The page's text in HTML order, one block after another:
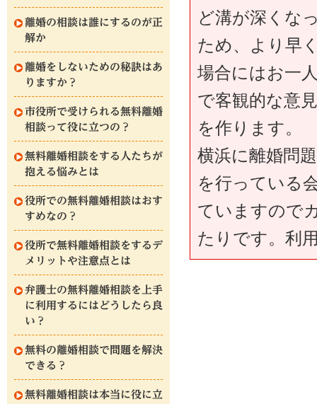
離婚の相談は誰にするのが正
解か
離婚をしないための秘訣はあ
りますか？
市役所で受けられる無料離婚
相談って役に立つの？
無料離婚相談をする人たちが
抱える悩みとは
役所での無料離婚相談はおす
すめなの？
役所で無料離婚相談をするデ
メリットや注意点とは
弁護士の無料離婚相談を上手
に利用するにはどうしたら良
い？
無料の離婚相談で問題を解決
できる？
無料離婚相談は本当に役に立
ど溝が深くな
ため、より早
場合にはお一
で客観的な意
を作ります。
横浜に離婚問
を行っている
ていますので
たりです。利